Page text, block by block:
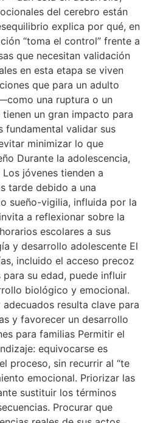
del cerebro están
explica por qué, en
“toma el control” frente a
que necesitan validación
en esta etapa se viven
que para un adulto
una ruptura o un
un gran impacto para
fundamental validar sus
minimizar lo que
Durante la adolescencia,
jóvenes tienden a
tarde debido a una
sueño-vigilia, influida por la
a reflexionar sobre la
escolares a sus
y desarrollo adolescente El
incluido el acceso precoz
su edad, puede influir
biológico y emocional.
resulta clave para
y favorecer un desarrollo
para familias Permitir el
equivocarse es
proceso, sin recurrir al “te
emocional. Priorizar las
sustituir los términos
Procurar que